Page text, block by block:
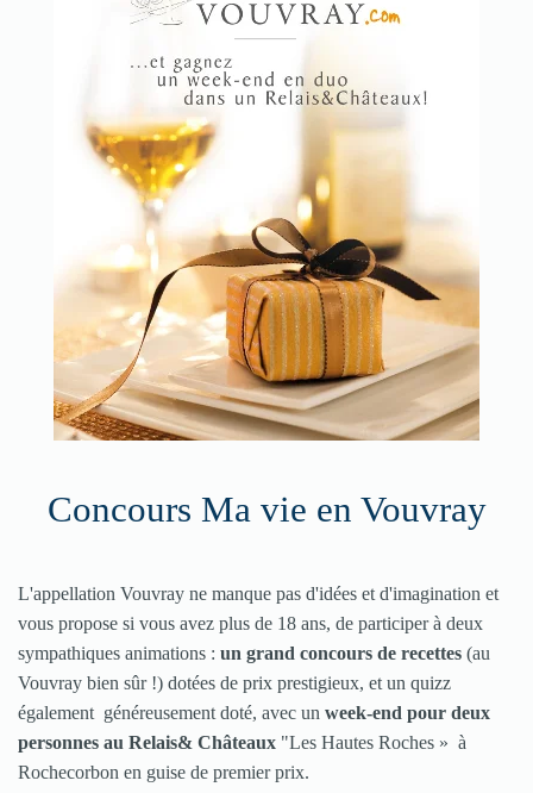
Concours Ma vie en Vouvray
L'appellation Vouvray ne manque pas d'idées et d'imagination et
vous propose si vous avez plus de 18 ans, de participer à deux
sympathiques animations : un grand concours de recettes (au
Vouvray bien sûr !) dotées de prix prestigieux, et un quizz
également généreusement doté, avec un week-end pour deux
personnes au Relais& Châteaux "Les Hautes Roches » à
Rochecorbon en guise de premier prix.